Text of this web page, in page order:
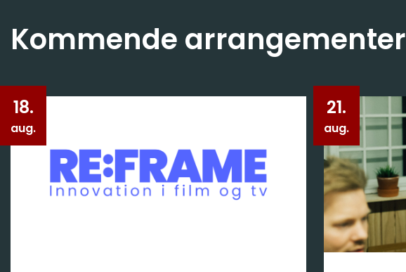
Kommende arrangementer
18.
aug.
21.
aug.